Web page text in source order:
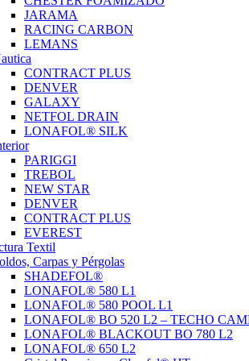
JARAMA
RACING CARBON
LEMANS
CONTRACT PLUS
DENVER
GALAXY
NETFOL DRAIN
LONAFOL® SILK
PARIGGI
TREBOL
NEW STAR
DENVER
CONTRACT PLUS
EVEREST
Textil
Carpas y Pérgolas
SHADEFOL®
LONAFOL® 580 L1
LONAFOL® 580 POOL L1
LONAFOL® BO 520 L2 – TECHO
LONAFOL® BLACKOUT BO 780 L2
LONAFOL® 650 L2